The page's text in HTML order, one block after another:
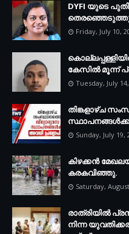
DYFI യുടെ
Friday, July 10,
കേസില്‍ മൂന്ന്
Tuesday, July
തിങ്കളാഴ്ച
Sunday, July 19,
കിഴക്കന്‍
കരകവിഞ്ഞു.
Saturday,
രാത്രിയില്‍
നിന്ന